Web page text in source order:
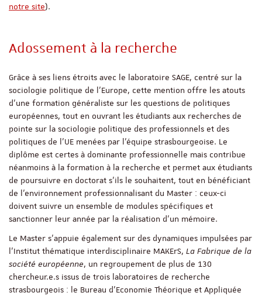
notre site).
Adossement à la recherche
Grâce à ses liens étroits avec le laboratoire SAGE, centré sur la
sociologie politique de l’Europe, cette mention offre les atouts
d’une formation généraliste sur les questions de politiques
européennes, tout en ouvrant les étudiants aux recherches de
pointe sur la sociologie politique des professionnels et des
politiques de l’UE menées par l’équipe strasbourgeoise. Le
diplôme est certes à dominante professionnelle mais contribue
néanmoins à la formation à la recherche et permet aux étudiants
de poursuivre en doctorat s’ils le souhaitent, tout en bénéficiant
de l’environnement professionnalisant du Master : ceux-ci
doivent suivre un ensemble de modules spécifiques et
sanctionner leur année par la réalisation d’un mémoire.
Le Master s’appuie également sur des dynamiques impulsées par
l’Institut thématique interdisciplinaire MAKErS, La Fabrique de la
société européenne, un regroupement de plus de 130
chercheur.e.s issus de trois laboratoires de recherche
strasbourgeois : le Bureau d’Economie Théorique et Appliquée